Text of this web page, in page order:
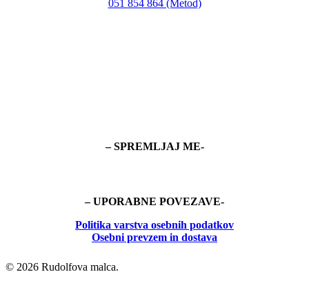
051 854 864 (Metod)
– SPREMLJAJ ME-
– UPORABNE POVEZAVE-
Politika varstva osebnih podatkov
Osebni prevzem in dostava
© 2026 Rudolfova malca.